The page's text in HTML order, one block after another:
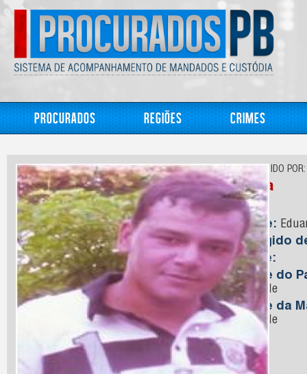
Procurados Regiões Crimes
CONHECIDO POR:
Duca
Nome:
Foragido
Idade:
Nome do
Andrade
Nome da
Andrade